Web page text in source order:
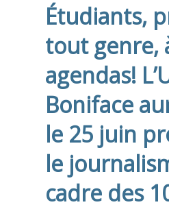
Étudiants,
tout genre,
agendas!
Boniface
le 25 juin
le
cadre des